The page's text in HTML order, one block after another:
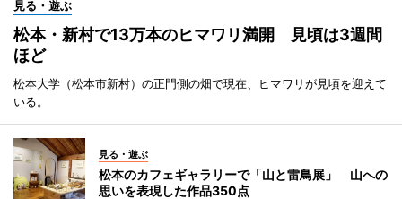
見る・遊ぶ
松本・新村で13万本のヒマワリ満開 見頃は3週間
ほど
松本大学（松本市新村）の正門側の畑で現在、ヒマワリが見頃を迎えて
いる。
見る・遊ぶ
松本のカフェギャラリーで「山と雷鳥展」 山への
思いを表現した作品350点